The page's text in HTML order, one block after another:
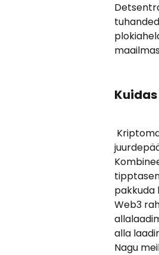
pakkuda
Web3
alla
Nagu